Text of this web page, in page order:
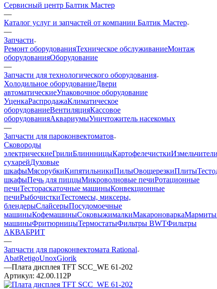
Сервисный центр Балтик Мастер
—
Каталог услуг и запчастей от компании Балтик Мастер
—
Запчасти
Ремонт оборудованияТехническое обслуживаниеМонтаж
оборудованияОборудование
—
Запчасти для технологического оборудования
Холодильное оборудованиеДвери
автоматическиеУпаковочное оборудование
УценкаРаспродажаКлиматическое
оборудованиеВентиляцияКассовое
оборудованияАквариумыУничтожитель насекомых
—
Запчасти для пароконвектоматов
Cковороды
электрическиеГрилиБлиннницыКартофелечистки
сухарейДуховые
шкафыМясорубкиКипятильникиПилыОвощерезкиПлиты
шкафыПечь для пиццыМикроволновые печиРотационные
печиТестораскаточные машиныКонвекционные
печиРыбочисткиТестомесы, миксеры,
блендерыСлайсерыПосудомоечные
машиныКофемашиныСоковыжималкиМакароноваркаМармиты
машиныФритюрницыТермостатыФильтры BWTФильтры
АКВАБРИТ
—
Запчасти для пароконвектомата Rational
AbatRetigoUnoxGiorik
—Плата дисплея TFT SCC_WE 61-202
Артикул: 42.00.112P